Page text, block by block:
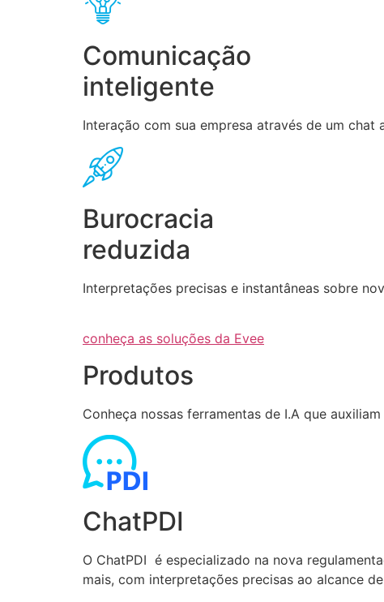
Comunicação
inteligente
Interação com sua empresa através de um
Burocracia
reduzida
Interpretações precisas e instantâneas sobre
conheça as soluções da Evee
Produtos
Conheça nossas ferramentas de I.A que
ChatPDI
O ChatPDI é especializado na nova
mais, com interpretações precisas ao alcance